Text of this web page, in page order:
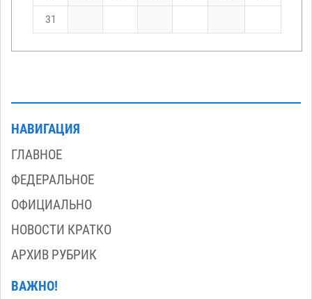
31
НАВИГАЦИЯ
ГЛАВНОЕ
ФЕДЕРАЛЬНОЕ
ОФИЦИАЛЬНО
НОВОСТИ КРАТКО
АРХИВ РУБРИК
ВАЖНО!